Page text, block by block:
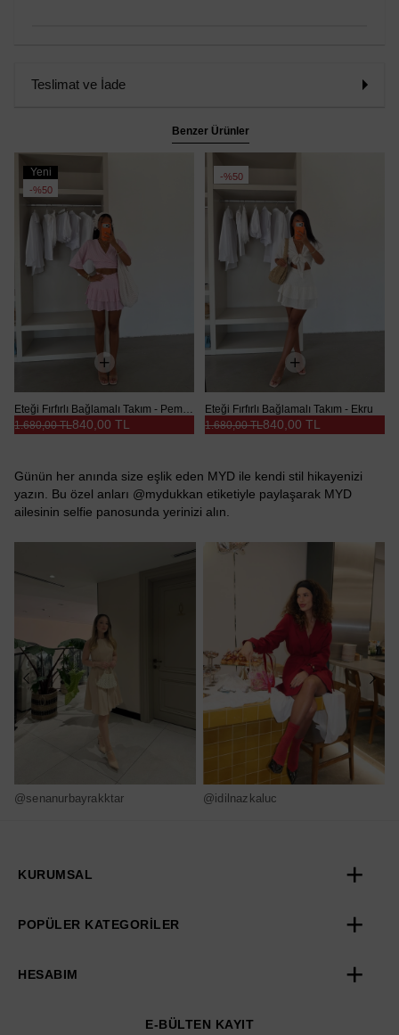
Teslimat ve İade
Benzer Ürünler
Yeni
Ürün
%50
Eteği Fırfırlı Bağlamalı Takım - Pembe
840,00 TL
1.680,00 TL
%50
Eteği Fırfırlı Bağlamalı Takım - Ekru
840,00 TL
1.680,00 TL
Günün her anında size eşlik eden MYD ile kendi stil hikayenizi
yazın. Bu özel anları @mydukkan etiketiyle paylaşarak MYD
ailesinin selfie panosunda yerinizi alın.
@senanurbayrakktar @idilnazkaluc
KURUMSAL
POPÜLER KATEGORİLER
HESABIM
E-BÜLTEN KAYIT